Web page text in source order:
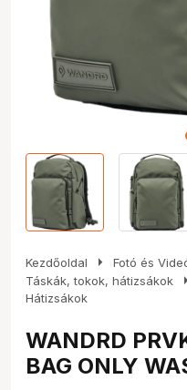
Kezdőoldal arrow_right Fotó és
Táskák, tokok, hátizsákok arrow_right
Hátizsákok
WANDRD
BAG ONLY